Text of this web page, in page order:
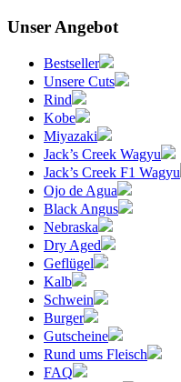
Unser Angebot
Bestseller
Unsere Cuts
Rind
Kobe
Miyazaki
Jack’s Creek Wagyu
Jack’s Creek F1 Wagyu
Ojo de Agua
Black Angus
Nebraska
Dry Aged
Geflügel
Kalb
Schwein
Burger
Gutscheine
Rund ums Fleisch
FAQ